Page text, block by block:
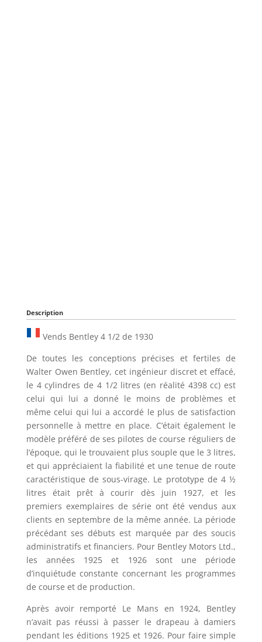
Description
Vends Bentley 4 1/2 de 1930
De toutes les conceptions précises et fertiles de
Walter Owen Bentley, cet ingénieur discret et effacé,
le 4 cylindres de 4 1/2 litres (en réalité 4398 cc) est
celui qui lui a donné le moins de problèmes et
même celui qui lui a accordé le plus de satisfaction
personnelle à mettre en place. C’était également le
modèle préféré de ses pilotes de course réguliers de
l’époque, qui le trouvaient plus souple que le 3 litres,
et qui appréciaient la fiabilité et une tenue de route
caractéristique de sous-virage. Le prototype de 4 ½
litres était prêt à courir dès juin 1927, et les
premiers exemplaires de série ont été vendus aux
clients en septembre de la même année. La période
précédant ses débuts est marquée par des soucis
administratifs et financiers. Pour Bentley Motors Ltd.,
les années 1925 et 1926 sont une période
d’inquiétude constante concernant les programmes
de course et de production.
Après avoir remporté Le Mans en 1924, Bentley
n’avait pas réussi à passer le drapeau à damiers
pendant les éditions 1925 et 1926. Pour faire simple